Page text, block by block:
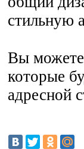
стильную
Вы можете
которые
адресной